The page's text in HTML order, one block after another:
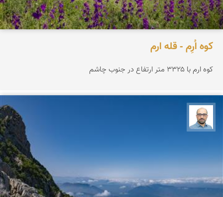
کوه اُرِم - قله ارم
کوه ارم با ۳۳۲۵ متر ارتفاع در جنوب چاشم